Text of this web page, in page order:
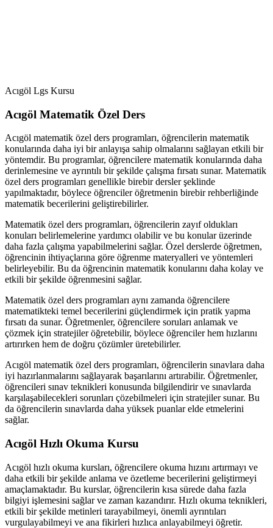
Acıgöl Lgs Kursu
Acıgöl Matematik Özel Ders
Acıgöl matematik özel ders programları, öğrencilerin matematik
konularında daha iyi bir anlayışa sahip olmalarını sağlayan etkili bir
yöntemdir. Bu programlar, öğrencilere matematik konularında daha
derinlemesine ve ayrıntılı bir şekilde çalışma fırsatı sunar. Matematik
özel ders programları genellikle birebir dersler şeklinde
yapılmaktadır, böylece öğrenciler öğretmenin birebir rehberliğinde
matematik becerilerini geliştirebilirler.
Matematik özel ders programları, öğrencilerin zayıf oldukları
konuları belirlemelerine yardımcı olabilir ve bu konular üzerinde
daha fazla çalışma yapabilmelerini sağlar. Özel derslerde öğretmen,
öğrencinin ihtiyaçlarına göre öğrenme materyalleri ve yöntemleri
belirleyebilir. Bu da öğrencinin matematik konularını daha kolay ve
etkili bir şekilde öğrenmesini sağlar.
Matematik özel ders programları aynı zamanda öğrencilere
matematikteki temel becerilerini güçlendirmek için pratik yapma
fırsatı da sunar. Öğretmenler, öğrencilere soruları anlamak ve
çözmek için stratejiler öğretebilir, böylece öğrenciler hem hızlarını
artırırken hem de doğru çözümler üretebilirler.
Acıgöl matematik özel ders programları, öğrencilerin sınavlara daha
iyi hazırlanmalarını sağlayarak başarılarını artırabilir. Öğretmenler,
öğrencileri sınav teknikleri konusunda bilgilendirir ve sınavlarda
karşılaşabilecekleri sorunları çözebilmeleri için stratejiler sunar. Bu
da öğrencilerin sınavlarda daha yüksek puanlar elde etmelerini
sağlar.
Acıgöl Hızlı Okuma Kursu
Acıgöl hızlı okuma kursları, öğrencilere okuma hızını artırmayı ve
daha etkili bir şekilde anlama ve özetleme becerilerini geliştirmeyi
amaçlamaktadır. Bu kurslar, öğrencilerin kısa sürede daha fazla
bilgiyi işlemesini sağlar ve zaman kazandırır. Hızlı okuma teknikleri,
etkili bir şekilde metinleri tarayabilmeyi, önemli ayrıntıları
vurgulayabilmeyi ve ana fikirleri hızlıca anlayabilmeyi öğretir.